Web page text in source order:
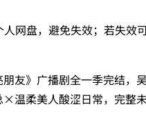
网盘，避免失效；若失效
朋友》广播剧全一季完结，
温柔美人酸涩日常，完整